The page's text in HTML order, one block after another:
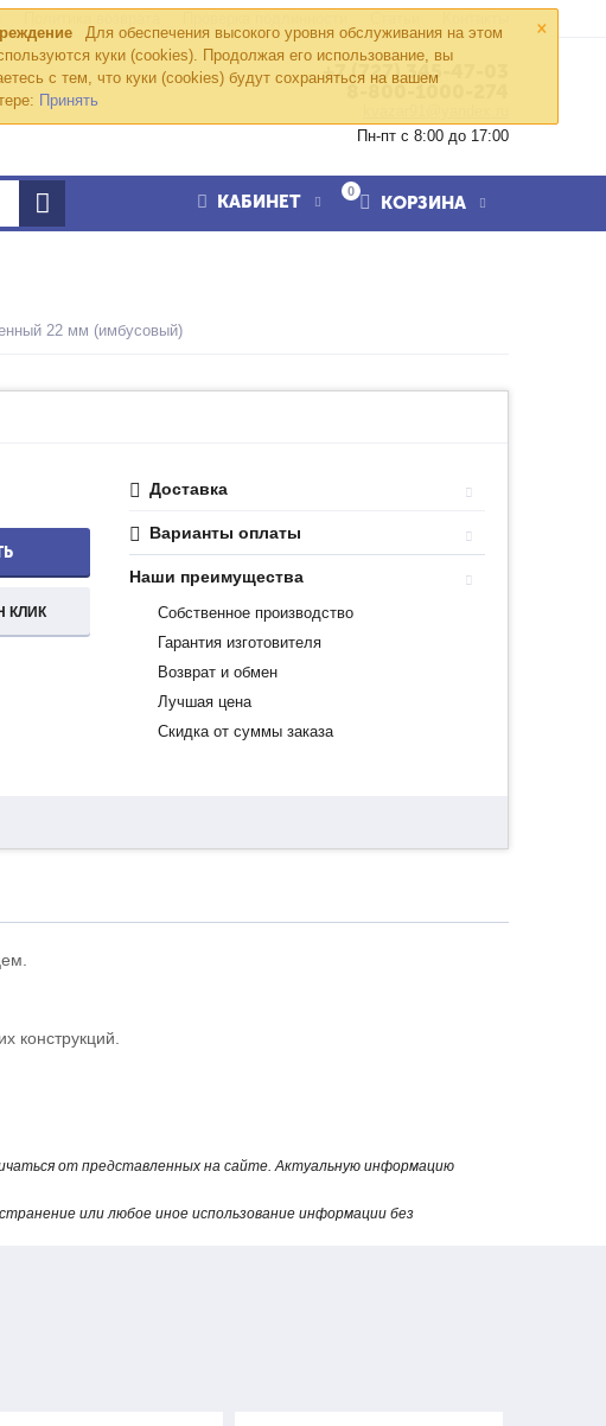
×
Для обеспечения высокого уровня обслуживания на этом
куки (cookies). Продолжая его использование, вы
с тем, что куки (cookies) будут сохраняться на вашем
Принять
+7 (727) 345-47-03
Пн-пт с 8:00 до 17:00
0
КОРЗИНА
КАБИНЕТ
22 мм (имбусовый)
КЛИК
Доставка
Варианты оплаты
Наши преимущества
Собственное производство
Гарантия изготовителя
Возврат и обмен
Лучшая цена
Скидка от суммы заказа
конструкций.
от представленных на сайте. Актуальную информацию
или любое иное использование информации без